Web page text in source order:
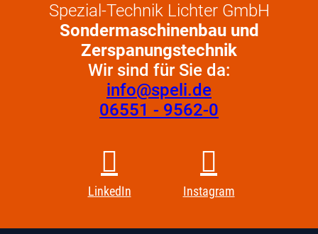
Spezial-Technik Lichter GmbH
Sondermaschinenbau und
Zerspanungstechnik
Wir sind für Sie da:
info@speli.de
06551 - 9562-0
LinkedIn Instagram